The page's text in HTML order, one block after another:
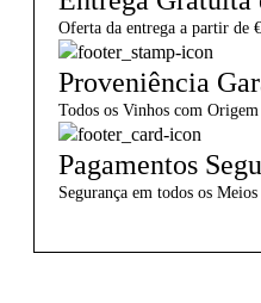
Oferta da entrega a partir de
Proveniência
Todos os Vinhos com
Pagamentos
Segurança em todos os